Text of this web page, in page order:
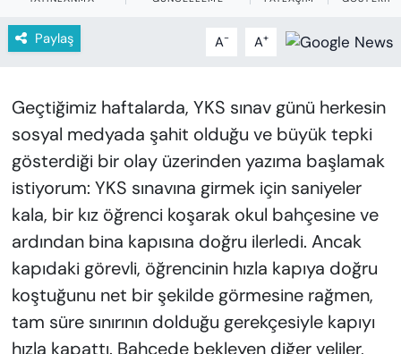
Paylaş A- A+
Geçtiğimiz haftalarda, YKS sınav günü herkesin
sosyal medyada şahit olduğu ve büyük tepki
gösterdiği bir olay üzerinden yazıma başlamak
istiyorum: YKS sınavına girmek için saniyeler
kala, bir kız öğrenci koşarak okul bahçesine ve
ardından bina kapısına doğru ilerledi. Ancak
kapıdaki görevli, öğrencinin hızla kapıya doğru
koştuğunu net bir şekilde görmesine rağmen,
tam süre sınırının dolduğu gerekçesiyle kapıyı
hızla kapattı. Bahçede bekleyen diğer veliler,
KADIN
SAĞLIK
SPOR
KÜLTÜR-SANAT
MAGAZİN
ÖZEL HABER
Son Dakika Haberleri